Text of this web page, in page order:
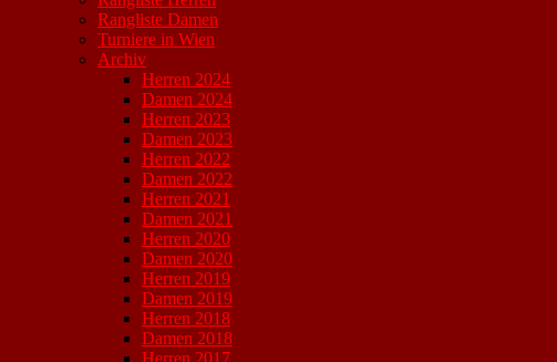
Rangliste Damen
Turniere in Wien
Archiv
Herren 2024
Damen 2024
Herren 2023
Damen 2023
Herren 2022
Damen 2022
Herren 2021
Damen 2021
Herren 2020
Damen 2020
Herren 2019
Damen 2019
Herren 2018
Damen 2018
Herren 2017